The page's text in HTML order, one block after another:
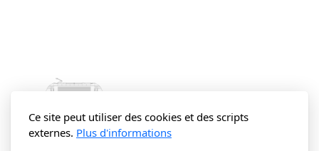
Ce site peut utiliser des cookies et des scripts
externes. Plus d'informations